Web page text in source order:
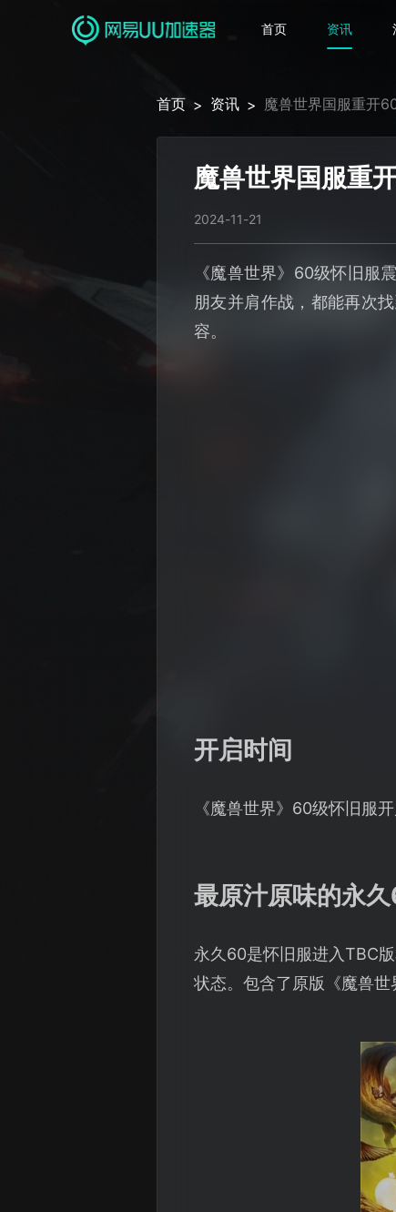
首页 资讯
首页 > 资讯 > 魔兽世界国服重开
魔兽世界国服重
2024-11-21
《魔兽世界》60级怀旧服
朋友并肩作战，都能再次
容。
开启时间
《魔兽世界》60级怀旧服
最原汁原味的永
永久60是怀旧服进入TBC
状态。包含了原版《魔兽世